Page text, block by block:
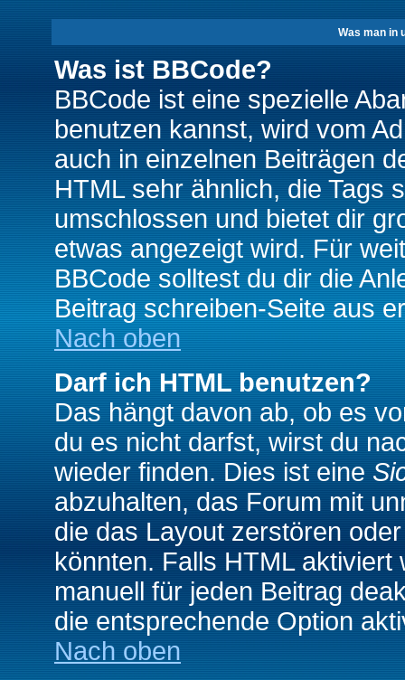
Was man in
Was ist BBCode?
BBCode ist eine spezielle
benutzen kannst, wird vom
auch in einzelnen Beiträgen
HTML sehr ähnlich, die Tags
umschlossen und bietet dir
etwas angezeigt wird. Für
BBCode solltest du dir die
Beitrag schreiben-Seite aus
Nach oben
Darf ich HTML benutzen?
Das hängt davon ab, ob es
du es nicht darfst, wirst du
wieder finden. Dies ist eine
abzuhalten, das Forum mit
die das Layout zerstören
könnten. Falls HTML
manuell für jeden Beitrag
die entsprechende Option
Nach oben